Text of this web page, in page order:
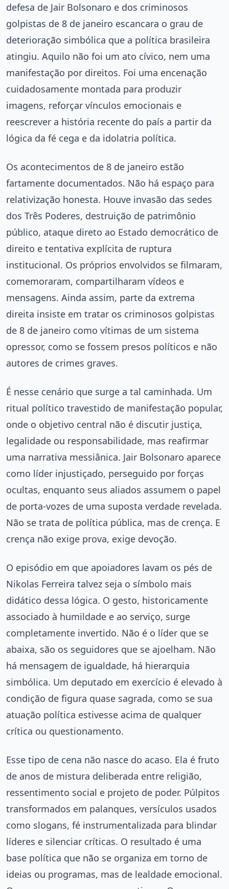
defesa de Jair Bolsonaro e dos criminosos
golpistas de 8 de janeiro escancara o grau de
deterioração simbólica que a política brasileira
atingiu. Aquilo não foi um ato cívico, nem uma
manifestação por direitos. Foi uma encenação
cuidadosamente montada para produzir
imagens, reforçar vínculos emocionais e
reescrever a história recente do país a partir da
lógica da fé cega e da idolatria política.
Os acontecimentos de 8 de janeiro estão
fartamente documentados. Não há espaço para
relativização honesta. Houve invasão das sedes
dos Três Poderes, destruição de patrimônio
público, ataque direto ao Estado democrático de
direito e tentativa explícita de ruptura
institucional. Os próprios envolvidos se filmaram,
comemoraram, compartilharam vídeos e
mensagens. Ainda assim, parte da extrema
direita insiste em tratar os criminosos golpistas
de 8 de janeiro como vítimas de um sistema
opressor, como se fossem presos políticos e não
autores de crimes graves.
É nesse cenário que surge a tal caminhada. Um
ritual político travestido de manifestação popular,
onde o objetivo central não é discutir justiça,
legalidade ou responsabilidade, mas reafirmar
uma narrativa messiânica. Jair Bolsonaro aparece
como líder injustiçado, perseguido por forças
ocultas, enquanto seus aliados assumem o papel
de porta-vozes de uma suposta verdade revelada.
Não se trata de política pública, mas de crença. E
crença não exige prova, exige devoção.
O episódio em que apoiadores lavam os pés de
Nikolas Ferreira talvez seja o símbolo mais
didático dessa lógica. O gesto, historicamente
associado à humildade e ao serviço, surge
completamente invertido. Não é o líder que se
abaixa, são os seguidores que se ajoelham. Não
há mensagem de igualdade, há hierarquia
simbólica. Um deputado em exercício é elevado à
condição de figura quase sagrada, como se sua
atuação política estivesse acima de qualquer
crítica ou questionamento.
Esse tipo de cena não nasce do acaso. Ela é fruto
de anos de mistura deliberada entre religião,
ressentimento social e projeto de poder. Púlpitos
transformados em palanques, versículos usados
como slogans, fé instrumentalizada para blindar
líderes e silenciar críticas. O resultado é uma
base política que não se organiza em torno de
ideias ou programas, mas de lealdade emocional.